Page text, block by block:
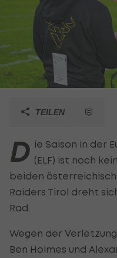
TEILEN
D ie Saison in der
(ELF) ist noch
beiden
Raiders Tirol dreht
Rad.
Wegen der
Ben Holmes und